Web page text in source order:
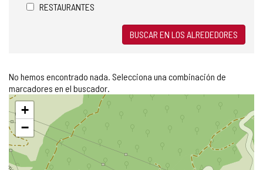
RESTAURANTES
BUSCAR EN LOS ALREDEDORES
No hemos encontrado nada. Selecciona una combinación de
marcadores en el buscador.
Saltar
mapa
+
−